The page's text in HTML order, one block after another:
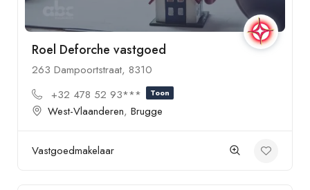
Roel Deforche vastgoed
263 Dampoortstraat, 8310
+32 478 52 93***
Toon
West-Vlaanderen, Brugge
Vastgoedmakelaar